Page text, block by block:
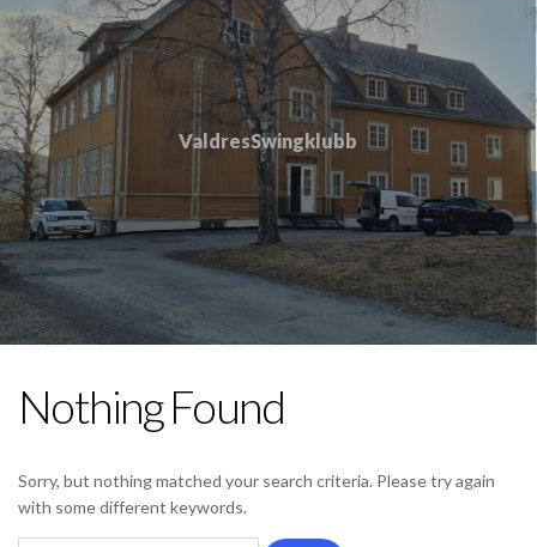
ValdresSwingklubb
Nothing Found
Sorry, but nothing matched your search criteria. Please try again
with some different keywords.